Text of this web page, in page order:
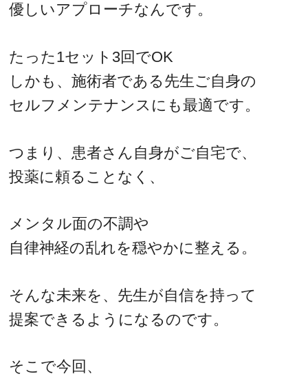
優しいアプローチなんです。
たった1セット3回でOK
しかも、施術者である先生ご自身の
セルフメンテナンスにも最適です。
つまり、患者さん自身がご自宅で、
投薬に頼ることなく、
メンタル面の不調や
自律神経の乱れを穏やかに整える。
そんな未来を、先生が自信を持って
提案できるようになるのです。
そこで今回、